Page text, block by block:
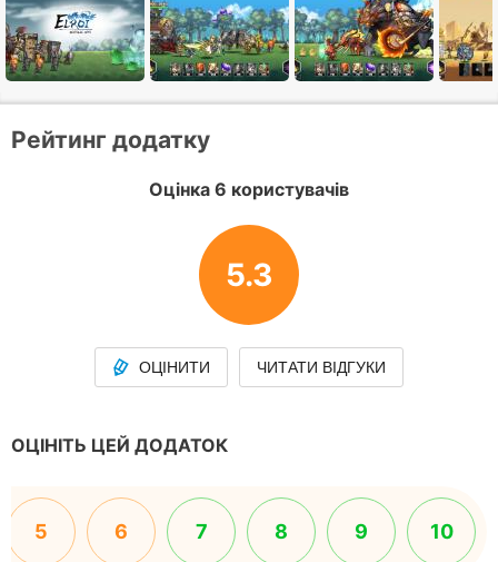
Рейтинг додатку
Оцінка 6 користувачів
5.3
ОЦІНИТИ ЧИТАТИ ВІДГУКИ
ОЦІНІТЬ ЦЕЙ ДОДАТОК
5 6 7 8 9 10